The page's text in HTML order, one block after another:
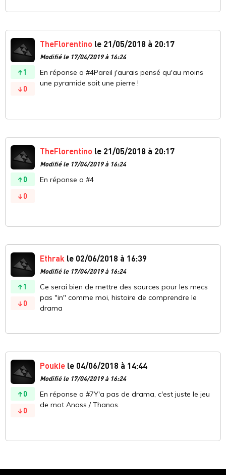
1
0
TheFlorentino le 21/05/2018 à 20:17
Modifié le 17/04/2019 à 16:24
En réponse a #4Pareil j'aurais pensé qu'au moins
une pyramide soit une pierre !
0
0
TheFlorentino le 21/05/2018 à 20:17
Modifié le 17/04/2019 à 16:24
En réponse a #4
1
0
Ethrak le 02/06/2018 à 16:39
Modifié le 17/04/2019 à 16:24
Ce serai bien de mettre des sources pour les mecs
pas "in" comme moi, histoire de comprendre le
drama
0
0
Poukie le 04/06/2018 à 14:44
Modifié le 17/04/2019 à 16:24
En réponse a #7Y'a pas de drama, c'est juste le jeu
de mot Anoss / Thanos.